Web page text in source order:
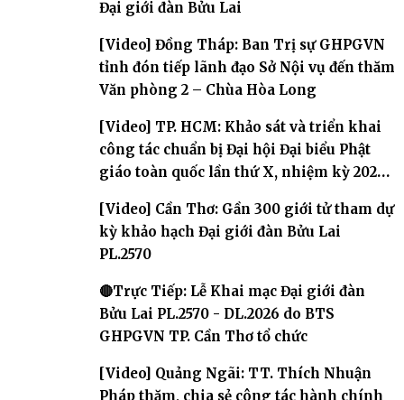
Đại giới đàn Bửu Lai
[Video] Đồng Tháp: Ban Trị sự GHPGVN
tỉnh đón tiếp lãnh đạo Sở Nội vụ đến thăm
Văn phòng 2 – Chùa Hòa Long
[Video] TP. HCM: Khảo sát và triển khai
công tác chuẩn bị Đại hội Đại biểu Phật
giáo toàn quốc lần thứ X, nhiệm kỳ 2026-
[Video] Cần Thơ: Gần 300 giới tử tham dự
kỳ khảo hạch Đại giới đàn Bửu Lai
PL.2570
🔴Trực Tiếp: Lễ Khai mạc Đại giới đàn
Bửu Lai PL.2570 - DL.2026 do BTS
GHPGVN TP. Cần Thơ tổ chức
[Video] Quảng Ngãi: TT. Thích Nhuận
Pháp thăm, chia sẻ công tác hành chính